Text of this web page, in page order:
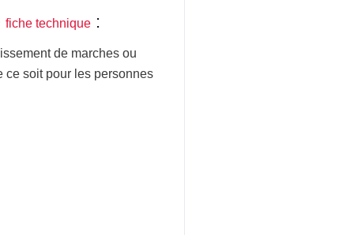
fiche technique :
de marches ou
ce soit pour les personnes